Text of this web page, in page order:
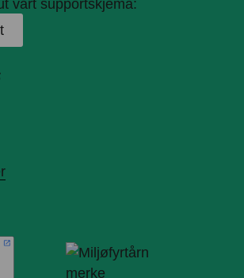
vårt supportskjema: